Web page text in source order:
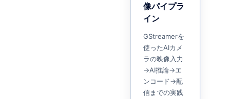
像パイプラ
イン
GStreamerを
使ったAIカメ
ラの映像入力
→AI推論→エ
ンコード→配
信までの実践